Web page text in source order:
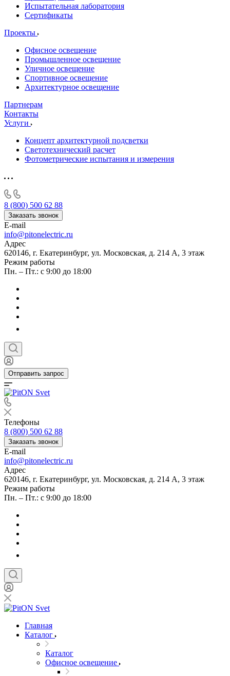
Испытательная лаборатория
Сертификаты
Проекты
Офисное освещение
Промышленное освещение
Уличное освещение
Спортивное освещение
Архитектурное освещение
Партнерам
Контакты
Услуги
Концепт архитектурной подсветки
Светотехнический расчет
Фотометрические испытания и измерения
8 (800) 500 62 88
Заказать звонок
E-mail
info@pitonelectric.ru
Адрес
620146, г. Екатеринбург, ул. Московская, д. 214 А, 3 этаж
Режим работы
Пн. – Пт.: с 9:00 до 18:00
Отправить запрос
Телефоны
8 (800) 500 62 88
Заказать звонок
E-mail
info@pitonelectric.ru
Адрес
620146, г. Екатеринбург, ул. Московская, д. 214 А, 3 этаж
Режим работы
Пн. – Пт.: с 9:00 до 18:00
Главная
Каталог
Каталог
Офисное освещение